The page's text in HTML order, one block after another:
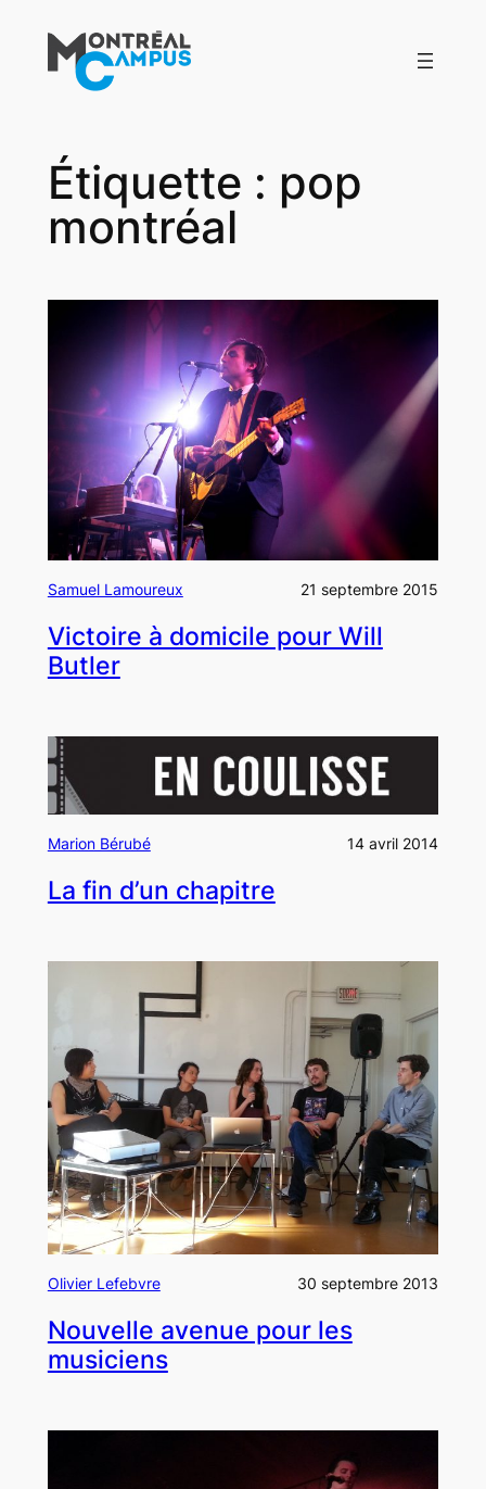
contenu
Étiquette : pop
montréal
Samuel Lamoureux 21 septembre 2015
Victoire à domicile pour Will
Butler
Marion Bérubé 14 avril 2014
La fin d’un chapitre
Olivier Lefebvre 30 septembre 2013
Nouvelle avenue pour les
musiciens